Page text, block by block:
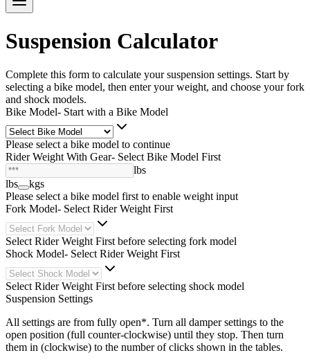
Suspension Calculator
Complete this form to calculate your suspension settings. Start by
selecting a bike model, then enter your weight, and choose your fork
and shock models.
Bike Model- Start with a Bike Model
Please select a bike model to continue
Rider Weight With Gear- Select Bike Model First
lbs
lbs
kgs
Please select a bike model first to enable weight input
Fork Model- Select Rider Weight First
Select Rider Weight First before selecting fork model
Shock Model- Select Rider Weight First
Select Rider Weight First before selecting shock model
Suspension Settings
All settings are from fully open*. Turn all damper settings to the
open position (full counter-clockwise) until they stop. Then turn
them in (clockwise) to the number of clicks shown in the tables.